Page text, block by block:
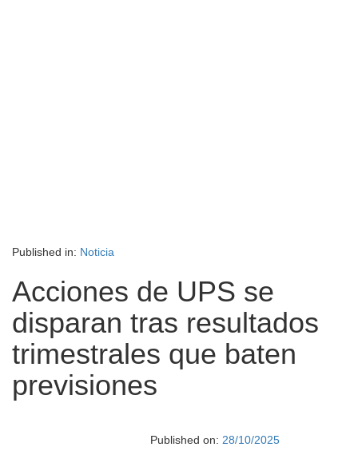
Published in: Noticia
Acciones de UPS se
disparan tras resultados
trimestrales que baten
previsiones
Published on: 28/10/2025